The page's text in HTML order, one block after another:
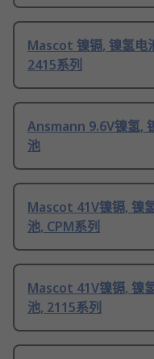
Mascot 镍镉, 镍氢电
2415系列
Ansmann 9.6V镍氢,
池
Mascot 41V镍镉, 镍
池, CPM系列
Mascot 41V镍镉, 镍
池, 2115系列